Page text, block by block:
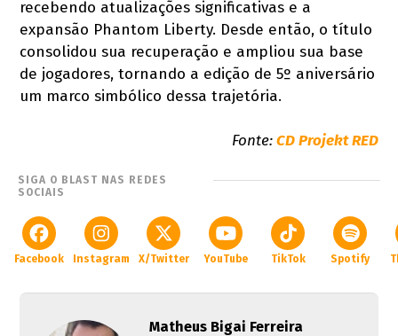
recebendo atualizações significativas e a
expansão Phantom Liberty. Desde então, o título
consolidou sua recuperação e ampliou sua base
de jogadores, tornando a edição de 5º aniversário
um marco simbólico dessa trajetória.
Fonte:CD Projekt RED
SIGA O BLAST NAS REDES
SOCIAIS
Facebook Instagram X/Twitter YouTube TikTok Spotify
Matheus Bigai Ferreira